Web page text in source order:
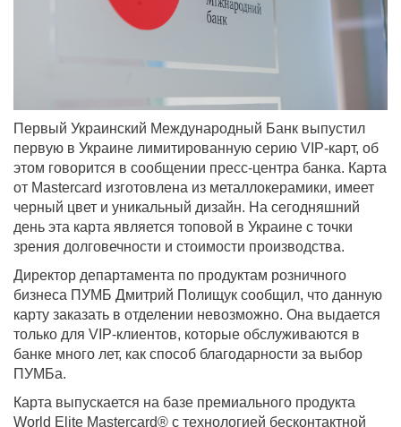
Первый Украинский Международный Банк выпустил
первую в Украине лимитированную серию VIP-карт, об
этом говорится в сообщении пресс-центра банка. Карта
от Mastercard изготовлена из металлокерамики, имеет
черный цвет и уникальный дизайн. На сегодняшний
день эта карта является топовой в Украине с точки
зрения долговечности и стоимости производства.
Директор департамента по продуктам розничного
бизнеса ПУМБ Дмитрий Полищук сообщил, что данную
карту заказать в отделении невозможно. Она выдается
только для VIP-клиентов, которые обслуживаются в
банке много лет, как способ благодарности за выбор
ПУМБа.
Карта выпускается на базе премиального продукта
World Elite Mastercard® с технологией бесконтактной